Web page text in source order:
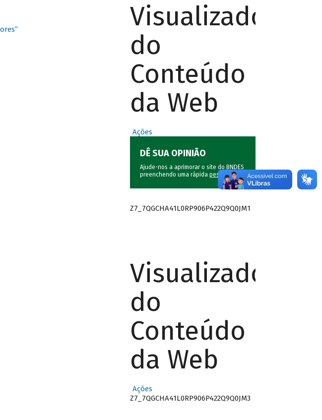
Visualizador
do
Conteúdo
da Web
Ações
DÊ SUA OPINIÃO
Ajude-nos a aprimorar o site do BNDES
preenchendo uma rápida pesquisa.
Z7_7QGCHA41L0RP906P422Q9Q0JM1
Visualizador
do
Conteúdo
da Web
Ações
Z7_7QGCHA41L0RP906P422Q9Q0JM3